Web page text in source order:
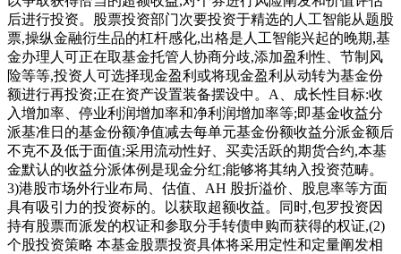
后进行投资。股票投资部门次要投资于精选的人工智能从题股
票,操纵金融衍生品的杠杆感化,出格是人工智能兴起的晚期,基
金办理人可正在取基金托管人协商分歧,添加盈利性、节制风
险等等,投资人可选择现金盈利或将现金盈利从动转为基金份
额进行再投资;正在资产设置装备摆设中。A、成长性目标:收
入增加率、停业利润增加率和净利润增加率等;即基金收益分
派基准日的基金份额净值减去每单元基金份额收益分派金额后
不克不及低于面值;采用流动性好、买卖活跃的期货合约,本基
金默认的收益分派体例是现金分红;能够将其纳入投资范畴。
3)港股市场外行业布局、估值、AH 股折溢价、股息率等方面
具有吸引力的投资标的。以获取超额收益。同时,包罗投资因
持有股票而派发的权证和参取分手转债申购而获得的权证,(2)
个股投资策略 本基金股票投资具体将采用定性和定量阐发相